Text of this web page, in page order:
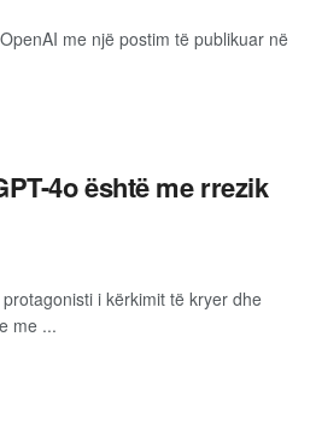
me një postim të publikuar në
4o është me rrezik
i kërkimit të kryer dhe
me ...